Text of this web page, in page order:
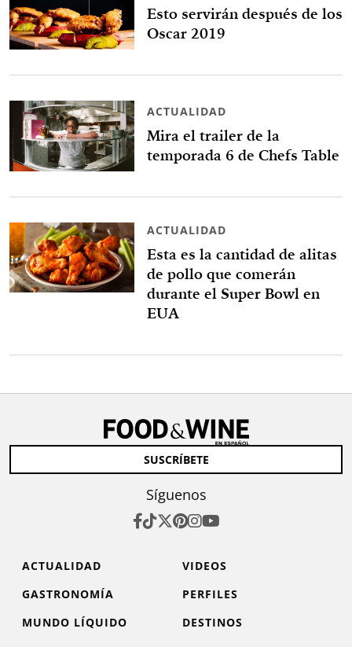
Esto servirán después de los
Oscar 2019
ACTUALIDAD
Mira el trailer de la
temporada 6 de Chefs Table
ACTUALIDAD
Esta es la cantidad de alitas
de pollo que comerán
durante el Super Bowl en
EUA
SUSCRÍBETE
Síguenos
ACTUALIDAD
VIDEOS
GASTRONOMÍA
PERFILES
MUNDO LÍQUIDO
DESTINOS